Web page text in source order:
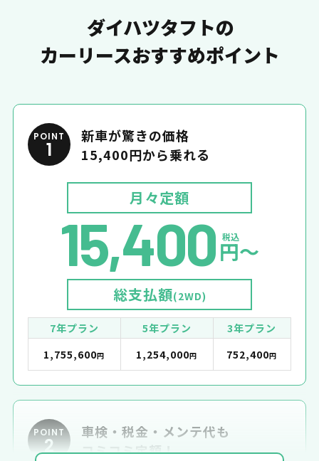
ダイハツタフトの
カーリースおすすめポイント
POINT
1
新車が驚きの価格
15,400円から乗れる
月々定額
15,400 税込
円〜
総支払額(2WD)
7年プラン 5年プラン
3年プラン
1,755,600円 1,254,000円 752,400円
POINT
2
車検・税金・メンテ代も
コミコミ定額！